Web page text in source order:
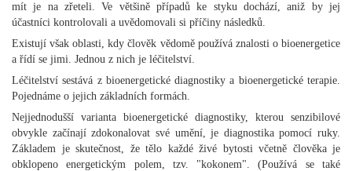
mít je na zřeteli. Ve většině případů ke styku dochází, aniž by jej
účastníci kontrolovali a uvědomovali si příčiny následků.
Existují však oblasti, kdy člověk vědomě používá znalosti o bioenergetice
a řídí se jimi. Jednou z nich je léčitelství.
Léčitelství sestává z bioenergetické diagnostiky a bioenergetické terapie.
Pojednáme o jejich základních formách.
Nejjednodušší varianta bioenergetické diagnostiky, kterou senzibilové
obvykle začínají zdokonalovat své umění, je diagnostika pomocí ruky.
Základem je skutečnost, že tělo každé živé bytosti včetně člověka je
obklopeno energetickým polem, tzv. "kokonem". (Používá se také